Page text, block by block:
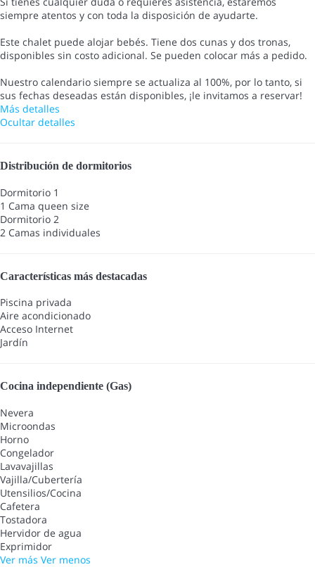
siempre atentos y con toda la disposición de ayudarte.
Este chalet puede alojar bebés. Tiene dos cunas y dos tronas,
disponibles sin costo adicional. Se pueden colocar más a pedido.
Nuestro calendario siempre se actualiza al 100%, por lo tanto, si
sus fechas deseadas están disponibles, ¡le invitamos a reservar!
Más detalles
Ocultar detalles
Distribución de dormitorios
Dormitorio 1
1 Cama queen size
Dormitorio 2
2 Camas individuales
Características más destacadas
Piscina privada
Aire acondicionado
Acceso Internet
Jardín
Cocina independiente (Gas)
Nevera
Microondas
Horno
Congelador
Lavavajillas
Vajilla/Cubertería
Utensilios/Cocina
Cafetera
Tostadora
Hervidor de agua
Exprimidor
Ver más Ver menos